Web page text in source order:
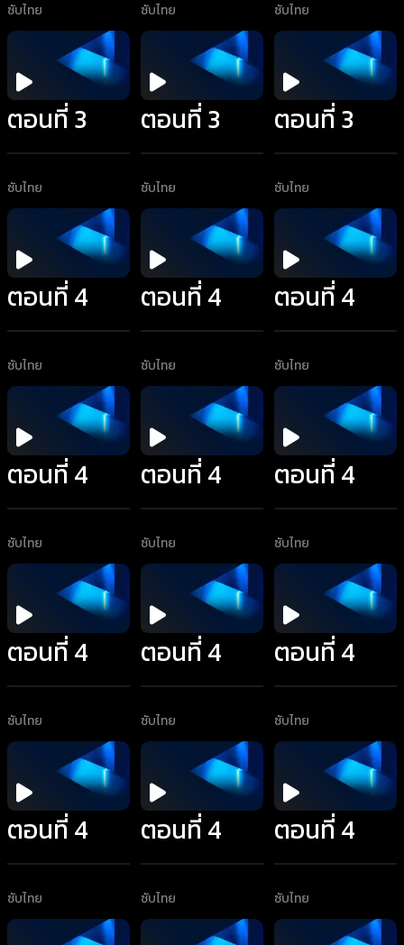
ซับไทย ซับไทย ซับไทย
ตอนที่ 3
ซับไทย
ตอนที่ 3
ซับไทย
ตอนที่ 3
ซับไทย
ตอนที่ 4
ซับไทย
ตอนที่ 4
ซับไทย
ตอนที่ 4
ซับไทย
ตอนที่ 4
ซับไทย
ตอนที่ 4
ซับไทย
ตอนที่ 4
ซับไทย
ตอนที่ 4
ซับไทย
ตอนที่ 4
ซับไทย
ตอนที่ 4
ซับไทย
ตอนที่ 4
ซับไทย
ตอนที่ 4
ซับไทย
ตอนที่ 4
ซับไทย